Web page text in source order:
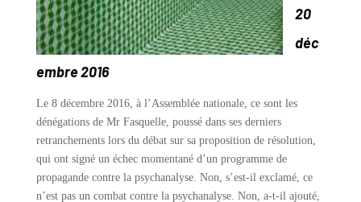
20
déc
embre 2016
Le 8 décembre 2016, à l’Assemblée nationale, ce sont les
dénégations de Mr Fasquelle, poussé dans ses derniers
retranchements lors du débat sur sa proposition de résolution,
qui ont signé un échec momentané d’un programme de
propagande contre la psychanalyse. Non, s’est-il exclamé, ce
n’est pas un combat contre la psychanalyse. Non, a-t-il ajouté,